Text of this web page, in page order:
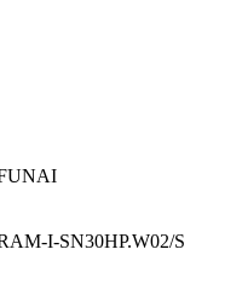
I-SN30HP.W02/S